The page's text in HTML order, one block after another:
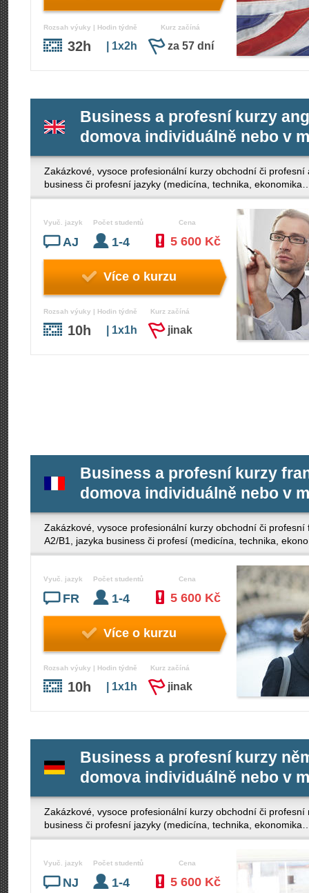
Rozsah výuky | Hodin týdně
32h | 1x2h
Kurz začíná
za 57 dní
Business a profesní kurzy
domova individuálně nebo v
Zakázkové, vysoce profesionální kurzy obchodní či
business či profesní jazyky (medicína, technika,
Vyuč. jazyk
AJ
Počet studentů
1-4
Cena
5 600 Kč
Více o kurzu
Rozsah výuky | Hodin týdně
10h | 1x1h
Kurz začíná
jinak
Business a profesní kurzy
domova individuálně nebo v
Zakázkové, vysoce profesionální kurzy obchodní či
A2/B1, jazyka business či profesí (medicína, technika,
Vyuč. jazyk
FR
Počet studentů
1-4
Cena
5 600 Kč
Více o kurzu
Rozsah výuky | Hodin týdně
10h | 1x1h
Kurz začíná
jinak
Business a profesní kurzy
domova individuálně nebo v
Zakázkové, vysoce profesionální kurzy obchodní či
business či profesní jazyky (medicína, technika,
Vyuč. jazyk
NJ
Počet studentů
1-4
Cena
5 600 Kč